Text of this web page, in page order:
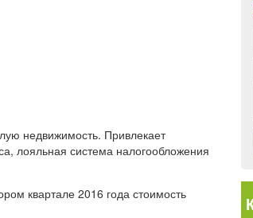
недвижимость. Привлекает
лояльная система налогообложения
квартале 2016 года стоимость